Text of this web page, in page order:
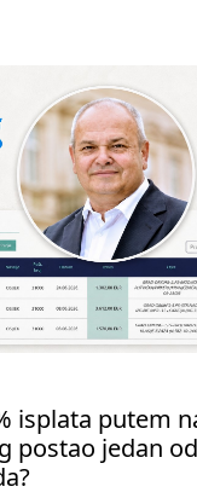
isplata putem
postao jedan